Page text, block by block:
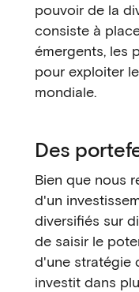
pouvoir de la
consiste à
émergents, les
pour exploiter
mondiale.
Des
Bien que nous
d'un
diversifiés sur
de saisir le
d'une stratégie
investit dans